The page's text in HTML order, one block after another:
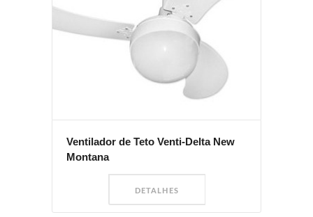
Ventilador de Teto Venti-Delta New
Montana
DETALHES